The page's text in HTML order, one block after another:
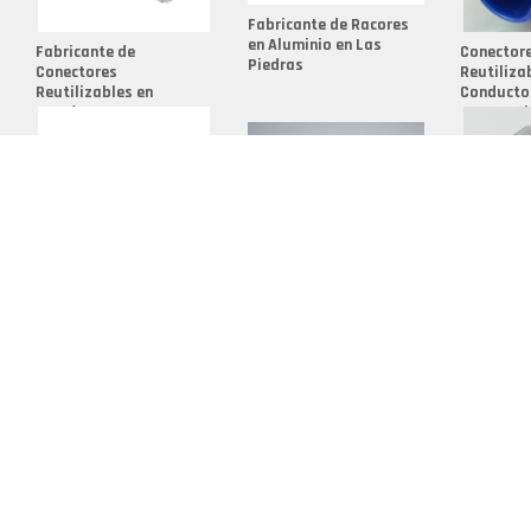
Fabricante de
Conectores
Reutilizables en
Querétaro
Fabricante de Racores
en Aluminio en Las
Piedras